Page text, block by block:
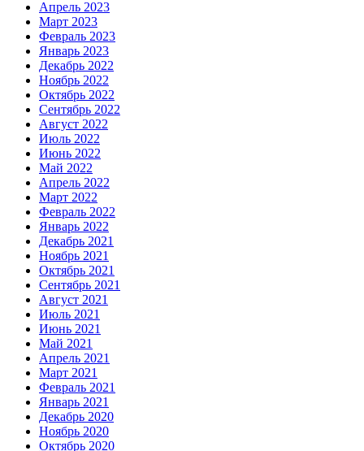
Апрель 2023
Март 2023
Февраль 2023
Январь 2023
Декабрь 2022
Ноябрь 2022
Октябрь 2022
Сентябрь 2022
Август 2022
Июль 2022
Июнь 2022
Май 2022
Апрель 2022
Март 2022
Февраль 2022
Январь 2022
Декабрь 2021
Ноябрь 2021
Октябрь 2021
Сентябрь 2021
Август 2021
Июль 2021
Июнь 2021
Май 2021
Апрель 2021
Март 2021
Февраль 2021
Январь 2021
Декабрь 2020
Ноябрь 2020
Октябрь 2020